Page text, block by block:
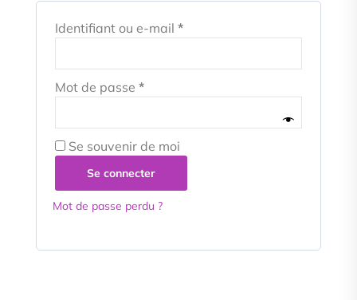
Identifiant ou e-mail *
Mot de passe *
Se souvenir de moi
Se connecter
Mot de passe perdu ?